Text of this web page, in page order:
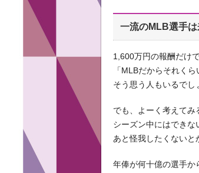
一流のMLB選手は
1,600万円の報酬だけ
「MLBだからそれく
そう思う人もいるでし
でも、よーく考えてみ
シーズン中にはできな
あと怪我したくないと
年俸が何十億の選手か